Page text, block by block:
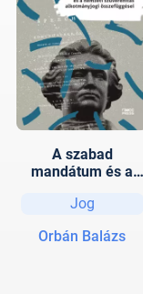
A szabad
mandátum és a
szuverenitás
összefüggései
Jog
Orbán Balázs